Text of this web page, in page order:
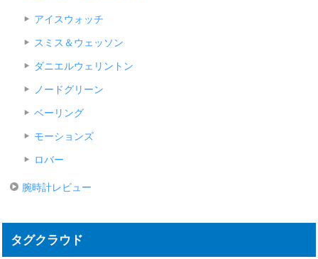
アイスウォッチ
スミス＆ウェッソン
ダニエルウェリントン
ノードグリーン
ベーリング
モーションズ
ロバー
腕時計レビュー
タグクラウド